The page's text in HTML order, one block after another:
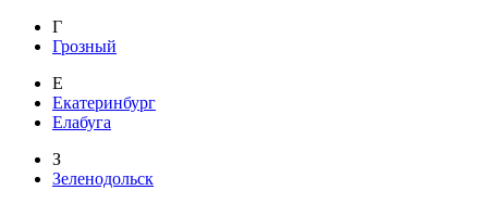
Г
Грозный
Е
Екатеринбург
Елабуга
З
Зеленодольск